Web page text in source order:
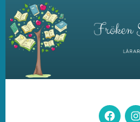
Hoppa
till
innehåll
Fröken Selander